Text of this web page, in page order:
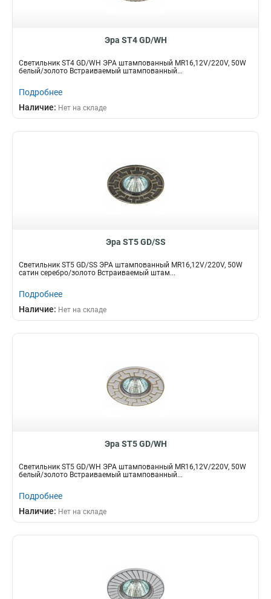
Эра ST4 GD/WH
Светильник ST4 GD/WH ЭРА штампованный MR16,12V/220V, 50W
белый/золото Встраиваемый штампованный...
Подробнее
Наличие: Нет на складе
Эра ST5 GD/SS
Светильник ST5 GD/SS ЭРА штампованный MR16,12V/220V, 50W
сатин серебро/золото Встраиваемый штам...
Подробнее
Наличие: Нет на складе
Эра ST5 GD/WH
Светильник ST5 GD/WH ЭРА штампованный MR16,12V/220V, 50W
белый/золото Встраиваемый штампованный...
Подробнее
Наличие: Нет на складе